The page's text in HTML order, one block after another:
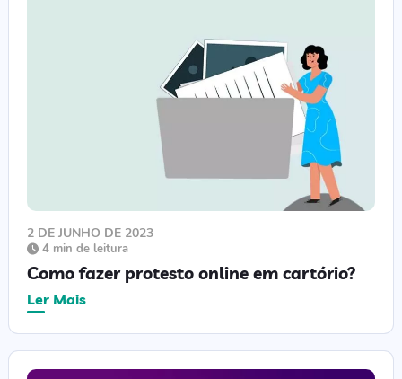
2 DE JUNHO DE 2023
4 min de leitura
Como fazer protesto online em cartório?
Ler Mais